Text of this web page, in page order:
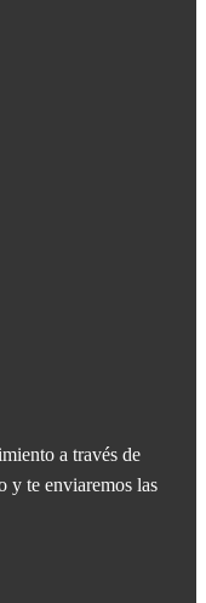
a través de
y te enviaremos las